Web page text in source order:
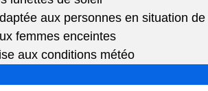
aux personnes en situation de
femmes enceintes
aux conditions météo